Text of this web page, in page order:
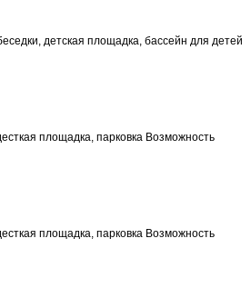
детская площадка, бассейн для детей
площадка, парковка Возможность
площадка, парковка Возможность